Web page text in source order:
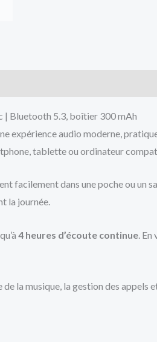
| Bluetooth 5.3, boîtier 300 mAh
expérience audio moderne,
tablette ou ordinateur
facilement dans une poche ou un
la journée.
4 heures d’écoute continue. En
la musique, la gestion des appels